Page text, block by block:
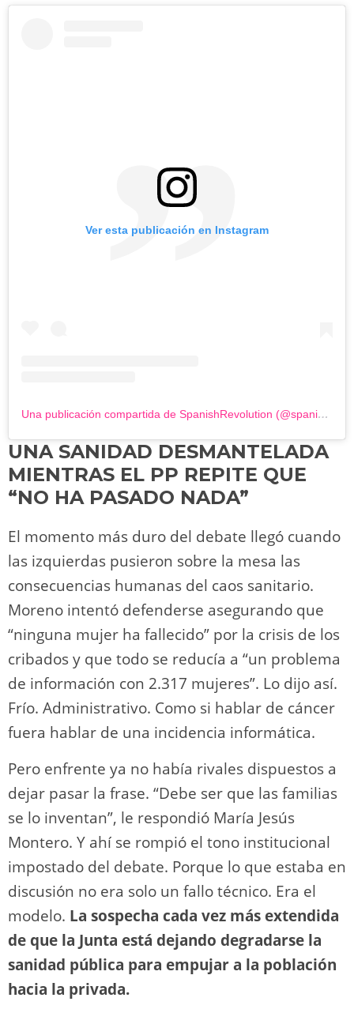
Ver esta publicación en Instagram
Una publicación compartida de SpanishRevolution (@spanishrevolution15m)
UNA SANIDAD DESMANTELADA
MIENTRAS EL PP REPITE QUE
“NO HA PASADO NADA”
El momento más duro del debate llegó cuando
las izquierdas pusieron sobre la mesa las
consecuencias humanas del caos sanitario.
Moreno intentó defenderse asegurando que
“ninguna mujer ha fallecido” por la crisis de los
cribados y que todo se reducía a “un problema
de información con 2.317 mujeres”. Lo dijo así.
Frío. Administrativo. Como si hablar de cáncer
fuera hablar de una incidencia informática.
Pero enfrente ya no había rivales dispuestos a
dejar pasar la frase. “Debe ser que las familias
se lo inventan”, le respondió María Jesús
Montero. Y ahí se rompió el tono institucional
impostado del debate. Porque lo que estaba en
discusión no era solo un fallo técnico. Era el
modelo. La sospecha cada vez más extendida
de que la Junta está dejando degradarse la
sanidad pública para empujar a la población
hacia la privada.